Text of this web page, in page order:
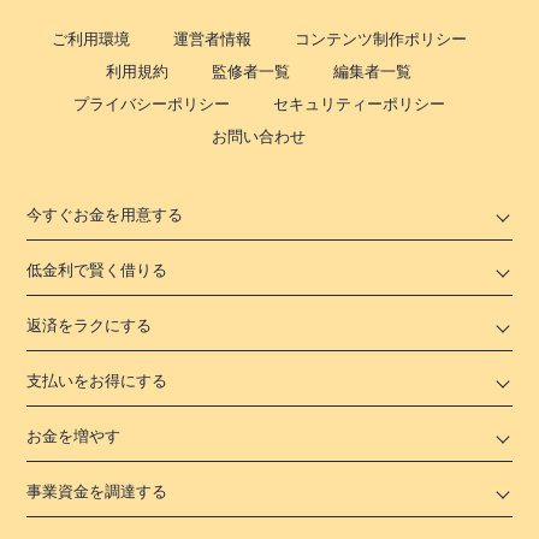
ご利用環境 運営者情報
コンテンツ制作ポリシー
利用規約
監修者一覧
編集者一覧
プライバシーポリシー
セキュリティーポリシー
お問い合わせ
今すぐお金を用意する
低金利で賢く借りる
返済をラクにする
支払いをお得にする
お金を増やす
事業資金を調達する